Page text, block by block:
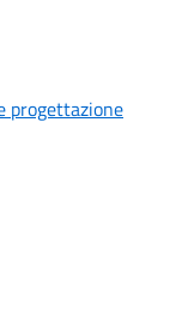
progettazione